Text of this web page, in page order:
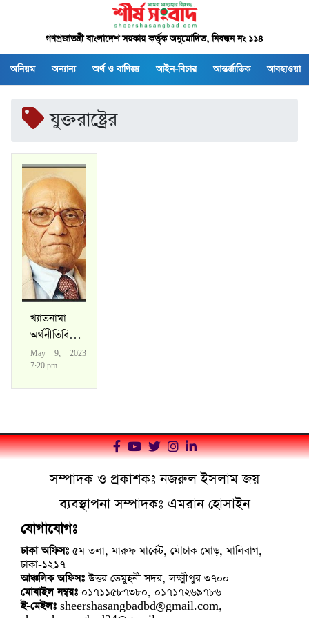
গণপ্রজাতন্ত্রী বাংলাদেশ সরকার কর্তৃক অনুমোদিত, নিবন্ধন নং ১১৪
অনিয়ম অন্যান্য অর্থ ও বাণিজ্য আইন-বিচার আন্তর্জাতিক আবহাওয়া
যুক্তরাষ্ট্রের
খ্যাতনামা
অর্থনীতিবিদ
অধ্যাপক নুরুল
ইসলাম আর
নেই
May 9, 2023
7:20 pm
সম্পাদক ও প্রকাশকঃ নজরুল ইসলাম জয়
ব্যবস্থাপনা সম্পাদকঃ এমরান হোসাইন
যোগাযোগঃ
ঢাকা অফিসঃ ৫ম তলা, মারুফ মার্কেট, মৌচাক মোড়, মালিবাগ,
ঢাকা-১২১৭
আঞ্চলিক অফিসঃউত্তর তেমুহনী সদর, লক্ষ্মীপুর ৩৭০০
মোবাইল নম্বরঃ ০১৭১১৫৮৭৩৮০, ০১৭১৭২৬৯৭৮৬
ই-মেইলঃ sheershasangbadbd@gmail.com,